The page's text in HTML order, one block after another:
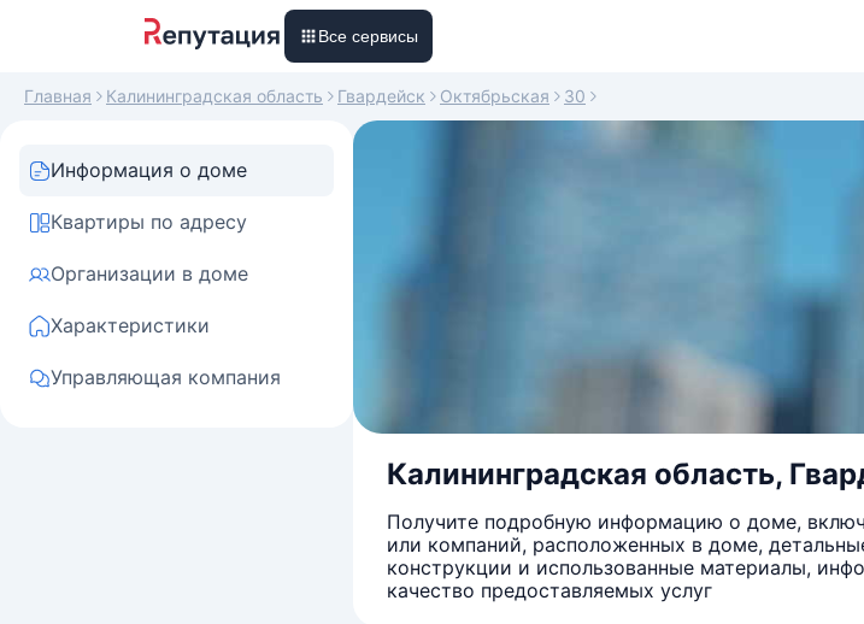
Все сервисы
Главная Калининградская область Гвардейск Октябрьская 30
Информация о доме
Квартиры по адресу
Организации в доме
Характеристики
Управляющая компания
Калининградская область,
Получите подробную информацию о доме,
или компаний, расположенных в доме,
конструкции и использованные материалы,
качество предоставляемых услуг